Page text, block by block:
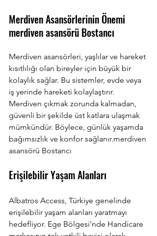
Merdiven Asansörlerinin Önemi
merdiven asansörü Bostancı
Merdiven asansörleri, yaşlılar ve hareket
kısıtlılığı olan bireyler için büyük bir
kolaylık sağlar. Bu sistemler, evde veya
iş yerinde hareketi kolaylaştırır.
Merdiven çıkmak zorunda kalmadan,
güvenli bir şekilde üst katlara ulaşmak
mümkündür. Böylece, günlük yaşamda
bağımsızlık ve konfor sağlanır.merdiven
asansörü Bostancı
Erişilebilir Yaşam Alanları
Albatros Access, Türkiye genelinde
erişilebilir yaşam alanları yaratmayı
hedefliyor. Ege Bölgesi'nde Handicare